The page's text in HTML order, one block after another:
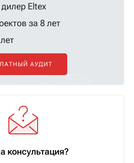
Eltex
за 8 лет
АУДИТ
консультация?